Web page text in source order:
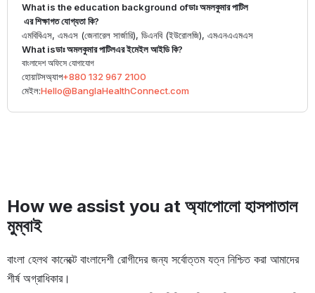
What is the education background ofডাঃ অমলকুমার পাটিল
এর শিক্ষাগত যোগ্যতা কি?
এমবিবিএস, এমএস (জেনারেল সার্জারি), ডিএনবি (ইউরোলজি), এমএনএএমএস
What isডাঃ অমলকুমার পাটিলএর ইমেইল আইডি কি?
বাংলাদেশ অফিসে যোগাযোগ
হোয়াটসঅ্যাপ+880 132 967 2100
মেইল:Hello@BanglaHealthConnect.com
How we assist you at অ্যাপোলো হাসপাতাল
মুম্বাই
বাংলা হেলথ কানেক্টে বাংলাদেশী রোগীদের জন্য সর্বোত্তম যত্ন নিশ্চিত করা আমাদের
শীর্ষ অগ্রাধিকার।